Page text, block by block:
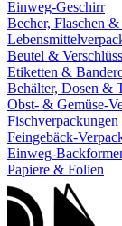
Einweg-Geschirr
Becher, Flaschen
Beutel &
Etiketten &
Behälter, Dosen &
Obst- & Gemüse-
Fischverpackungen
Feingebäck-
Einweg-
Papiere & Folien